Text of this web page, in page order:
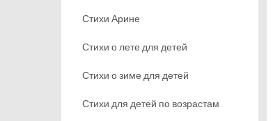
Стихи Арине
Стихи о лете для детей
Стихи о зиме для детей
Стихи для детей по возрастам